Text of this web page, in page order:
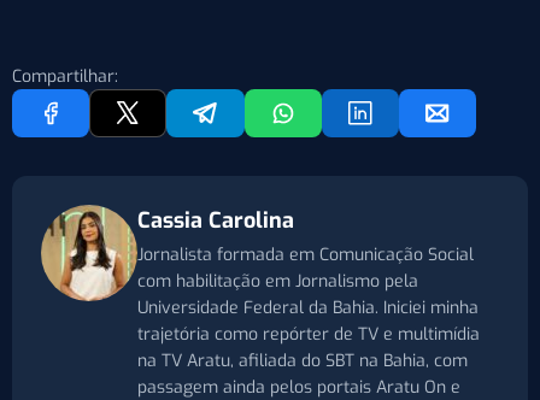
Compartilhar:
Cassia Carolina
Jornalista formada em Comunicação Social
com habilitação em Jornalismo pela
Universidade Federal da Bahia. Iniciei minha
trajetória como repórter de TV e multimídia
na TV Aratu, afiliada do SBT na Bahia, com
passagem ainda pelos portais Aratu On e